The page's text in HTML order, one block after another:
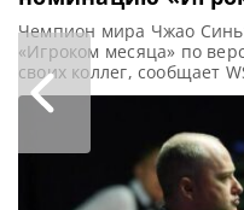
Чемпион мира Чжао
«Игроком месяца» по
своих коллег, сообщает
выиграл номинацию
после того, как одержал
турнирах. Действующий
продемонстрировал
World Grand Prix и на